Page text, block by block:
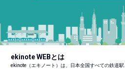
ekinote WEBとは
ekinote（エキノート）は、日本全国すべての鉄道